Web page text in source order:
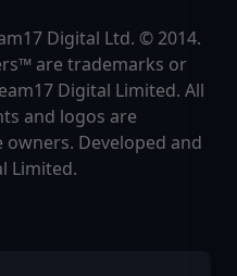
Digital Ltd. © 2014.
are trademarks or
Digital Limited. All
and logos are
Developed and
Limited.